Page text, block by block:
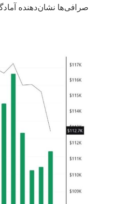
صرافی‌ها نشان‌دهنده